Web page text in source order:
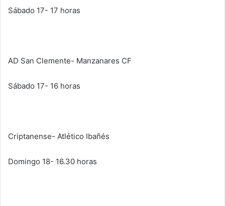
Sábado 17- 17 horas
AD San Clemente- Manzanares CF
Sábado 17- 16 horas
Criptanense- Atlético Ibañés
Domingo 18- 16.30 horas